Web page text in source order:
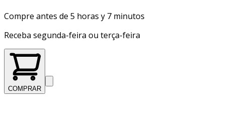
Compre antes de 5 horas y 7 minutos
Receba segunda-feira ou terça-feira
COMPRAR